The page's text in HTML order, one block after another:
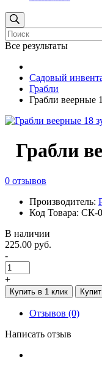
Все результаты
Садовый
Грабли
Грабли веерные
Грабли
0 отзывов
Производитель:
Код Товара: СК-
В наличии
225.00 руб.
-
+
Купить в 1 клик
Отзывов (0)
Написать отзыв